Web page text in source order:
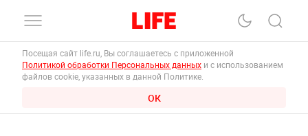
Посещая сайт life.ru, Вы соглашаетесь с приложенной
Политикой обработки Персональных данных и с использованием
файлов cookie, указанных в данной Политике.
ОК